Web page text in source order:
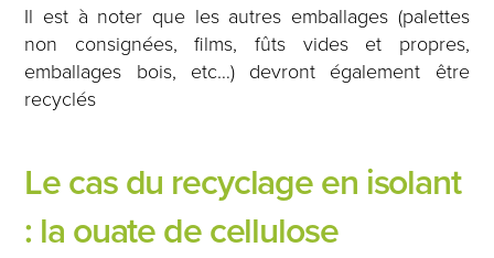
Il est à noter que les autres emballages (palettes
non consignées, films, fûts vides et propres,
emballages bois, etc…) devront également être
recyclés
Le cas du recyclage en isolant
: la ouate de cellulose